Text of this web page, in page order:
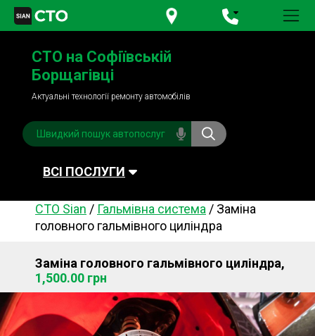
+380 95781-84-84
+380 98791-84-84
СТО на Софіївській
Борщагівці
Актуальні технології ремонту автомобілів
ВСІ ПОСЛУГИ
Автомийка Планове ТО
Акумулятори
Обслуговування
Система охолодження
Діагностика
Ходова частина Зчеплення
СТО Sian / Гальмівна система / Заміна
головного гальмівного циліндра
Заміна головного гальмівного циліндра,
1,500.00 грн